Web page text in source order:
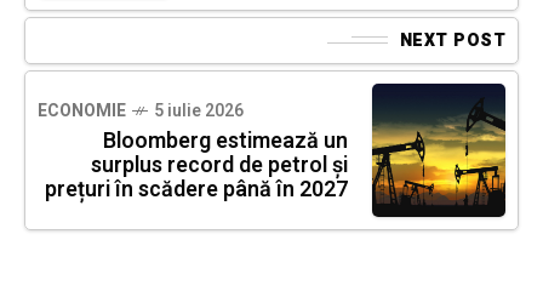
NEXT POST
ECONOMIE 5 iulie 2026
Bloomberg estimează un
surplus record de petrol și
prețuri în scădere până în 2027